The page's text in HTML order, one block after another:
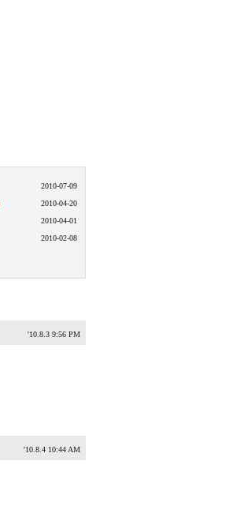
2010-07-09
2010-04-20
2010-04-01
2010-02-08
'10.8.3 9:56 PM
'10.8.4 10:44 AM